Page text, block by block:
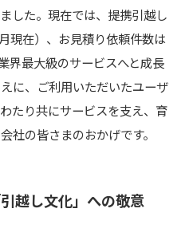
した。現在では、提携引越し
現在）、お見積り依頼件数は
界最大級のサービスへと成長
に、ご利用いただいたユーザ
たり共にサービスを支え、育
社の皆さまのおかげです。
越し文化」への敬意